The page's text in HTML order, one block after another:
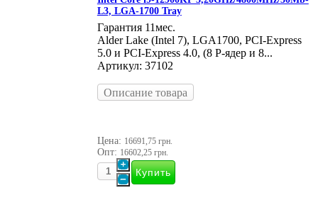
L3, LGA-1700 Tray
Гарантия 11мес.
Alder Lake (Intel 7), LGA1700, PCI-Express
5.0 и PCI-Express 4.0, (8 P-ядер и 8...
Артикул: 37102
Описание товара
Цена: 16691,75 грн.
Опт: 16602,25 грн.